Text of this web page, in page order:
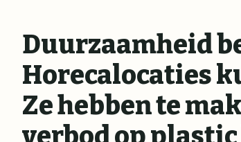
Duurzaamheid
Horecalocaties
Ze hebben te